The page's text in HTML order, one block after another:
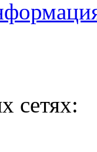
сетях: